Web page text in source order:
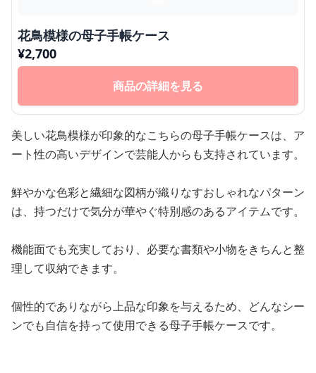
花鳥模様の母子手帳ケース
¥2,700
商品の詳細を見る
美しい花鳥模様が印象的なこちらの母子手帳ケースは、ア
ート性の高いデザインで芸能人からも支持されています。
鮮やかな色彩と繊細な図柄が織りなすおしゃれなパターン
は、持つだけで気分が華やぐ特別感のあるアイテムです。
機能面でも充実しており、必要な書類や小物をきちんと整
理して収納できます。
個性的でありながら上品な印象を与えるため、どんなシー
ンでも自信を持って使用できる母子手帳ケースです。